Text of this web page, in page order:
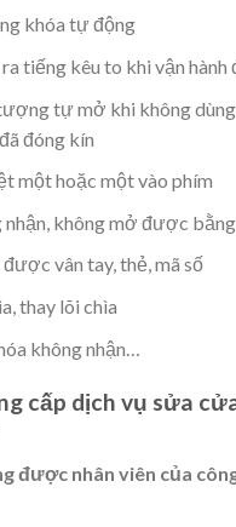
khóa tự động
tiếng kêu to khi vận hành
tự mở khi không
đóng kín
một hoặc một vào phím
nhận, không mở được
vân tay, thẻ, mã số
thay lõi chìa
không nhận…
cấp dịch vụ sửa
được nhân viên của